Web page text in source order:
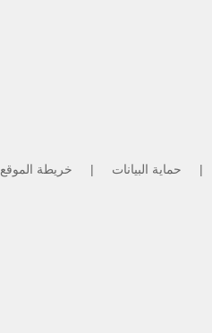
| حماية البيانات | خريطة الموقع